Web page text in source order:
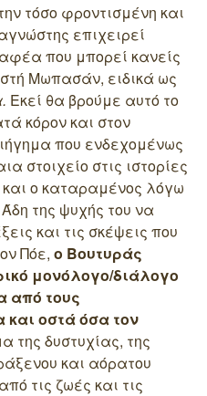
τόσο φροντισμένη και
επιχειρεί
που μπορεί κανείς
Μωπασάν, ειδικά ως
Εκεί θα βρούμε αυτό το
κόρον και στον
που ενδεχομένως
στοιχείο στις ιστορίες
ο καταραμένος λόγω
της ψυχής του να
και τις σκέψεις που
Πόε, ο Βουτυράς
μονόλογο/διάλογο
από τους
οστά όσα τον
της δυστυχίας, της
και αόρατου
τις ζωές και τις